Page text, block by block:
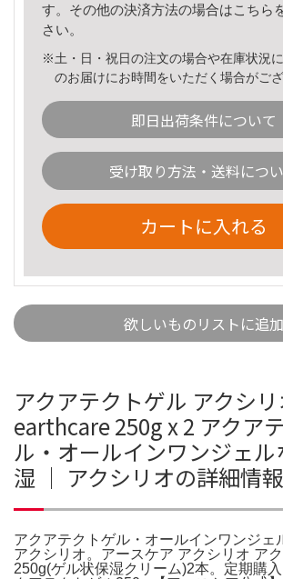
す。その他の決済方法の場合はこちら
さい。
※土・日・祝日の注文の場合や在庫状況
のお届けにお時間をいただく場合がござ
即日出荷条件について
受け取り方法・送料につ
カートに入れる
欲しいものリストに追加
アクアテクトゲル アクシ
earthcare 250g x 2 アクア
ル・オールインワンジェ
湿 │ アクシリオの詳細情報
アクアテクトゲル・オールインワンジェ
アクシリオ。アースケア アクシリオ ア
250g(ゲル状保湿クリーム)2本。定期購